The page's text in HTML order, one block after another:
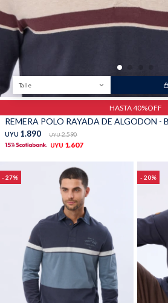
Talle
HASTA 40%OFF
REMERA POLO RAYADA DE ALGODON -
UYU 1.890 UYU 2.590
UYU 1.607
27 20